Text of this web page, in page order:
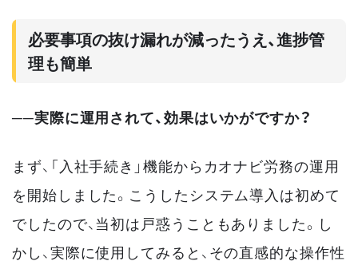
必要事項の抜け漏れが減ったうえ、進捗管
理も簡単
──実際に運用されて、効果はいかがですか？
まず、「入社手続き」機能からカオナビ労務の運用
を開始しました。こうしたシステム導入は初めて
でしたので、当初は戸惑うこともありました。し
かし、実際に使用してみると、その直感的な操作性